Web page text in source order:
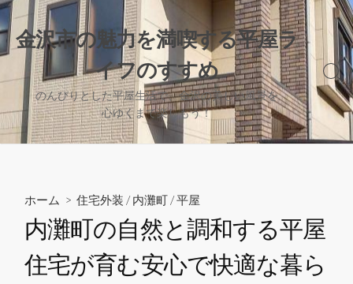
コ
ン
テ
ツ
へ
ス
キ
金沢市の魅力を満喫する平屋ラ
イフのすすめ
のんびりとした平屋生活で、金沢の美しい風景を
心ゆくまで楽しもう！
検
索
切
り
替
ホーム > 住宅外装 /内灘町 /平屋
内灘町の自然と調和する平屋
住宅が育む安心で快適な暮ら